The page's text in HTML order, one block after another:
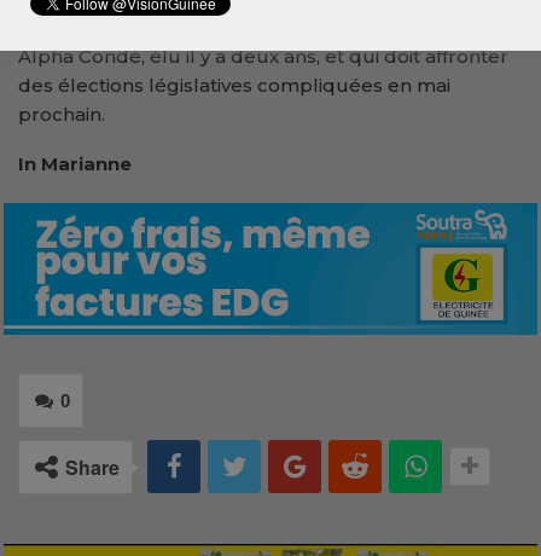
Alpha Condé, élu il y a deux ans, et qui doit affronter
des élections législatives compliquées en mai
prochain.
In Marianne
0
Share